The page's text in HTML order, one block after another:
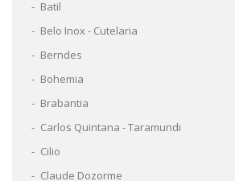
Batil
Belo Inox - Cutelaria
Berndes
Bohemia
Brabantia
Carlos Quintana - Taramundi
Cilio
Claude Dozorme